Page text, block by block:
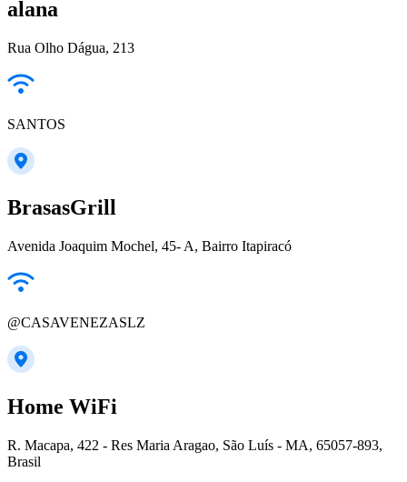
alana
Rua Olho Dágua, 213
SANTOS
BrasasGrill
Avenida Joaquim Mochel, 45- A, Bairro Itapiracó
@CASAVENEZASLZ
Home WiFi
R. Macapa, 422 - Res Maria Aragao, São Luís - MA, 65057-893,
Brasil